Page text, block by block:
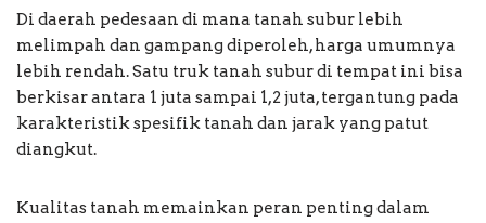
Di daerah pedesaan di mana tanah subur lebih
melimpah dan gampang diperoleh, harga umumnya
lebih rendah. Satu truk tanah subur di tempat ini bisa
berkisar antara 1 juta sampai 1,2 juta, tergantung pada
karakteristik spesifik tanah dan jarak yang patut
diangkut.
Kualitas tanah memainkan peran penting dalam